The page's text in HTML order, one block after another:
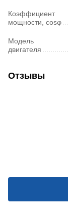
Коэффициент
мощности, cosφ
Модель
двигателя
Отзывы